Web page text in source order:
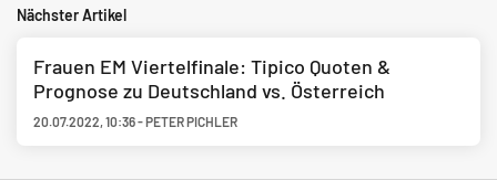
Nächster Artikel
Frauen EM Viertelfinale: Tipico Quoten &
Prognose zu Deutschland vs. Österreich
20.07.2022,10:36-PETER PICHLER